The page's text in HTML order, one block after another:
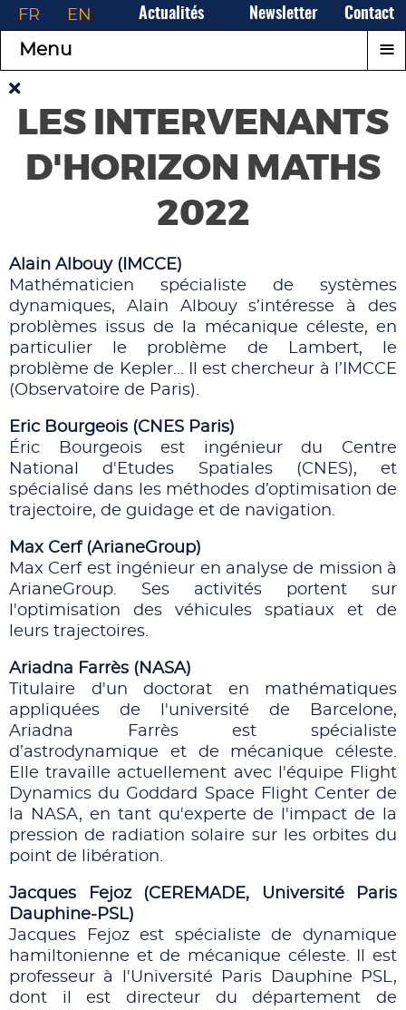
Actualités Newsletter Contact
FR EN
Menu ≡
LES INTERVENANTS
D'HORIZON MATHS
2022
Alain Albouy (IMCCE)
Mathématicien spécialiste de systèmes
dynamiques, Alain Albouy s’intéresse à des
problèmes issus de la mécanique céleste, en
particulier le problème de Lambert, le
problème de Kepler... Il est chercheur à l’IMCCE
(Observatoire de Paris).
Eric Bourgeois (CNES Paris)
Éric Bourgeois est ingénieur du Centre
National d'Etudes Spatiales (CNES), et
spécialisé dans les méthodes d’optimisation de
trajectoire, de guidage et de navigation.
Max Cerf (ArianeGroup)
Max Cerf est ingénieur en analyse de mission à
ArianeGroup. Ses activités portent sur
l'optimisation des véhicules spatiaux et de
leurs trajectoires.
Ariadna Farrès (NASA)
Titulaire d'un doctorat en mathématiques
appliquées de l'université de Barcelone,
Ariadna Farrès est spécialiste
d’astrodynamique et de mécanique céleste.
Elle travaille actuellement avec l'équipe Flight
Dynamics du Goddard Space Flight Center de
la NASA, en tant qu'experte de l'impact de la
pression de radiation solaire sur les orbites du
point de libération.
Jacques Fejoz (CEREMADE, Université Paris
Dauphine-PSL)
Jacques Fejoz est spécialiste de dynamique
hamiltonienne et de mécanique céleste. Il est
professeur à l'Université Paris Dauphine PSL,
dont il est directeur du département de